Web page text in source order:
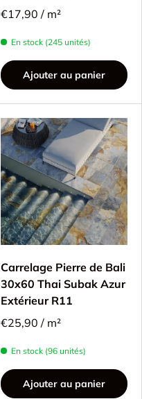
€17,90 / m²
En stock (245 unités)
Ajouter au panier
Carrelage Pierre de Bali
30x60 Thai Subak Azur
Extérieur R11
€25,90 / m²
En stock (96 unités)
Ajouter au panier